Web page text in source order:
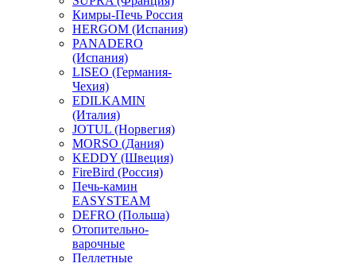
Кимры-Печь Россия
HERGOM (Испания)
PANADERO
(Испания)
LISEO (Германия-
Чехия)
EDILKAMIN
(Италия)
JOTUL (Норвегия)
MORSO (Дания)
KEDDY (Швеция)
FireBird (Россия)
Печь-камин
EASYSTEAM
DEFRO (Польша)
Отопительно-
варочные
Пеллетные